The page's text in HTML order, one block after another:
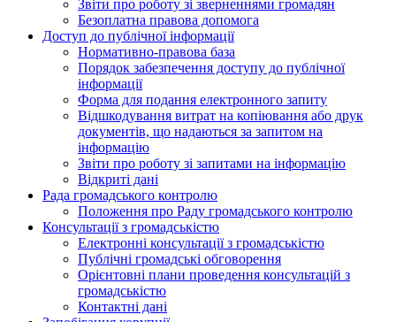
Звіти про роботу зі зверненнями громадян
Безоплатна правова допомога
Доступ до публічної інформації
Нормативно-правова база
Порядок забезпечення доступу до публічної
інформації
Форма для подання електронного запиту
Відшкодування витрат на копіювання або друк
документів, що надаються за запитом на
інформацію
Звіти про роботу зі запитами на інформацію
Відкриті дані
Рада громадського контролю
Положення про Раду громадського контролю
Консультації з громадськістю
Електронні консультації з громадськістю
Публічні громадські обговорення
Орієнтовні плани проведення консультацій з
громадськістю
Контактні дані